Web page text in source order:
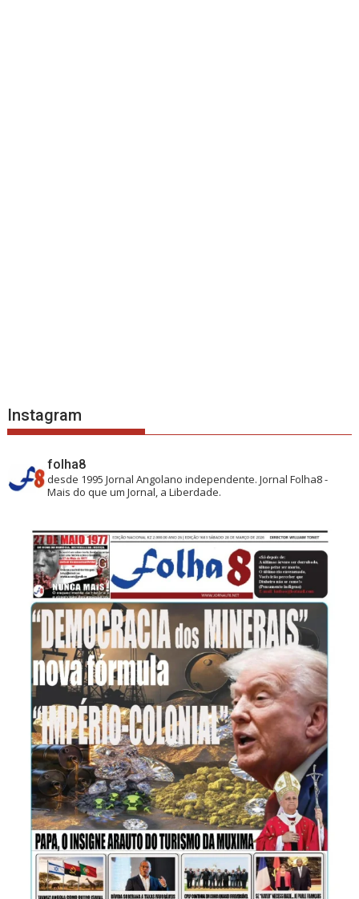
Instagram
folha8
desde 1995 Jornal Angolano independente.Jornal Folha8 -
Mais do que um Jornal, a Liberdade.